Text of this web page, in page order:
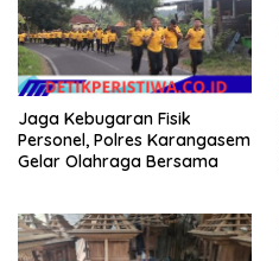
Jaga Kebugaran Fisik
Personel, Polres Karangasem
Gelar Olahraga Bersama